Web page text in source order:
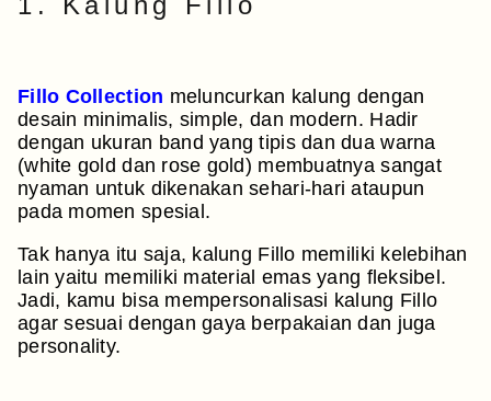
Fillo Collection meluncurkan kalung dengan
desain minimalis, simple, dan modern. Hadir
dengan ukuran band yang tipis dan dua warna
(white gold dan rose gold) membuatnya sangat
nyaman untuk dikenakan sehari-hari ataupun
pada momen spesial.
Tak hanya itu saja, kalung Fillo memiliki kelebihan
lain yaitu memiliki material emas yang fleksibel.
Jadi, kamu bisa mempersonalisasi kalung Fillo
agar sesuai dengan gaya berpakaian dan juga
personality.